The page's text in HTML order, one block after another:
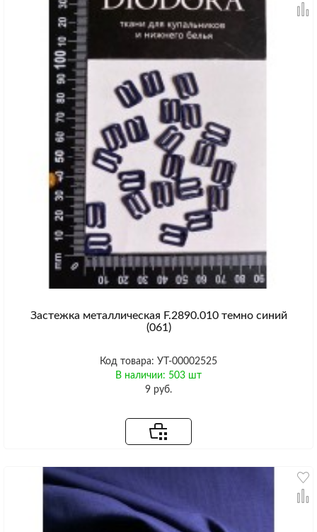
Застежка металлическая F.2890.010 темно синий
(061)
Код товара: УТ-00002525
В наличии: 503 шт
9 руб.